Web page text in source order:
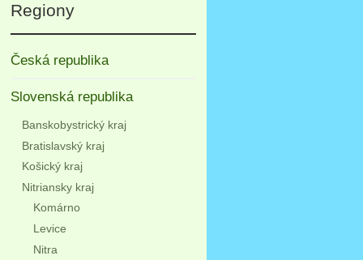
Regiony
Česká republika
Slovenská republika
Banskobystrický kraj
Bratislavský kraj
Košický kraj
Nitriansky kraj
Komárno
Levice
Nitra